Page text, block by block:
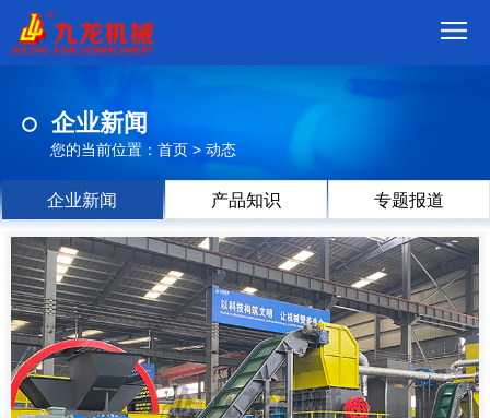
品
视
频
现
场
方
案
动
企业新闻
您的当前位置： 首页 > 动态
企业新闻 产品知识 专题报道